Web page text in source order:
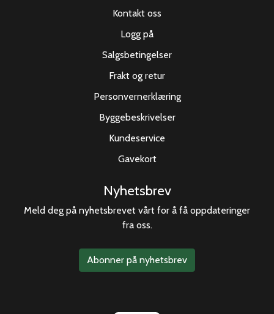
Kontakt oss
Logg på
Salgsbetingelser
Frakt og retur
Personvernerklæring
Byggebeskrivelser
Kundeservice
Gavekort
Nyhetsbrev
Meld deg på nyhetsbrevet vårt for å få oppdateringer
fra oss.
Abonner på nyhetsbrev